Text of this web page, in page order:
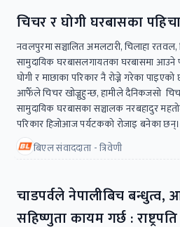
चिचर र घोगी घरबासका
नवलपुरमा सञ्चालित अमलटारी, चिलाहा रतवल,
सामुदायिक घरबासलगायतका घरबासमा आउने
घोगी र माछाका परिकार नै रोज्ने गरेका
आफैँले चिचर खोज्नुहुन्छ, हामीले दैनिकजसो
सामुदायिक घरबासका सञ्चालक नरबहादुर
परिकार हिजोआज पर्यटकको रोजाइ बनेका
बिएल संवाददाता - त्रिवेणी
चाडपर्वले नेपालीबिच
सहिष्णुता कायम गर्छ : राष्ट्रपति